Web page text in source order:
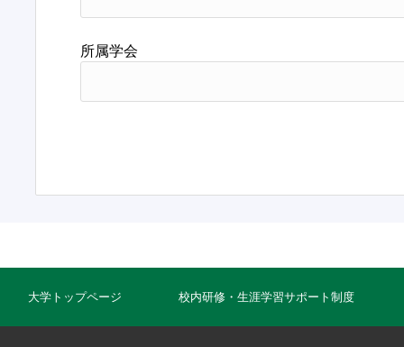
所属学会
大学トップページ 校内研修・生涯学習サポート制度